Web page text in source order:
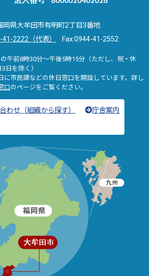
県大牟田市有明町2丁目3番地
2222（代表） Fax:0944-41-2552
午前8時30分～午後5時15分（ただし、祝・休
日を除く）
市民課などの休日窓口を開設しています。詳し
口のページをご覧ください。
わせ（組織から探す）
庁舎案内